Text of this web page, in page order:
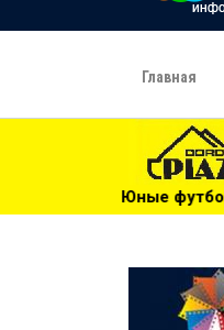
Главная
из Оша под